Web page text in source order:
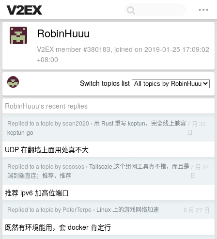
RobinHuuu
V2EX member #380183, joined on 2019-01-25 17:09:02
+08:00
Switch topics list
RobinHuuu's recent replies
Replied to a topic by sean2020 › 用 Rust 重写 kcptun，完全线上兼容
kcptun-go
7 月 30
日
UDP 在翻墙上面用处真不大
Replied to a topic by sososos › Tailscale,这个组网工具真不错，而且是
端到端直连；推荐，推荐
7 月 24
日
推荐 ipv6 加高位端口
Replied to a topic by PeterTerpe › Linux 上的游戏网络加速 6 月 27 日
既然有环境能用，套 docker 肯定行